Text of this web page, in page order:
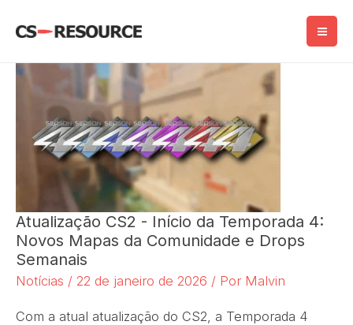
para
conteúdo
Atualização CS2 - Início da Temporada 4:
Novos Mapas da Comunidade e Drops
Semanais
Notícias / 22 de janeiro de 2026 / Por Malvin
Com a atual atualização do CS2, a Temporada 4